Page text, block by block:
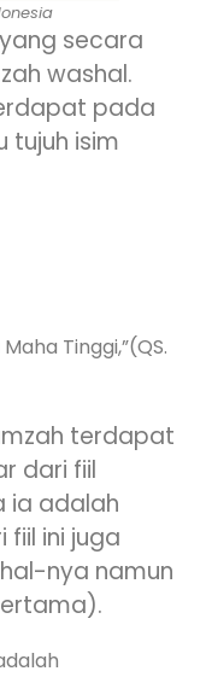
secara
washal.
pada
tujuh isim
Tinggi,”(QS.
terdapat
dari fiil
ia adalah
fiil ini juga
nya namun